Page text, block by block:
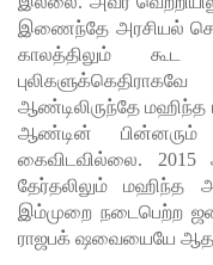
வெங்காய
த்
தேவையி
ல் 10 வீதம்
மட்டுமே
உள்நாட்டு
இணைந்தே அரசியல்
காலத்திலும் கூட
ஆண்டிலிருந்தே
ஆண்டின்
கைவிடவில்லை. 2015
தேர்தலிலும் மஹிந்த
இம்முறை நடைபெற்ற
ராஜபக் ஷவையையே